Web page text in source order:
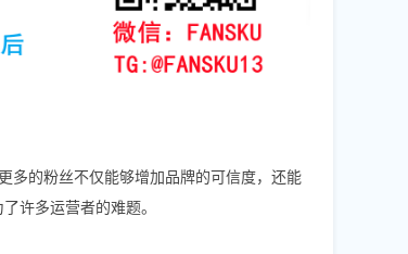
多的粉丝不仅能够增加品牌的可信度，还能
许多运营者的难题。